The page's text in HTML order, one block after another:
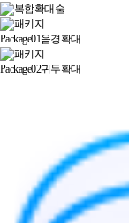
Package01음경확대
Package02귀두확대